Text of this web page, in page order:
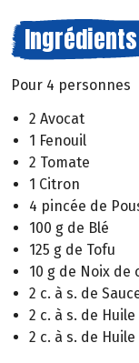
Ingrédients
Pour 4 personnes
2 Avocat
1 Fenouil
2 Tomate
1 Citron
4 pincée de
100 g de Blé
125 g de Tofu
10 g de Noix de
2 c. à s. de
2 c. à s. de
2 c. à s. de